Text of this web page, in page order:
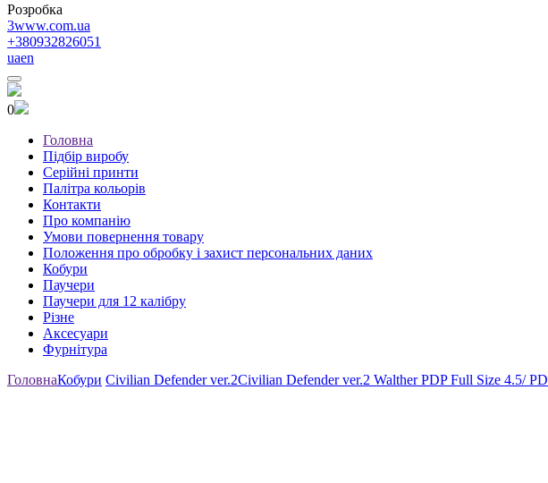
Розробка
3www.com.ua
+380932826051
uaen
0
Головна
Підбір виробу
Серійні принти
Палітра кольорів
Контакти
Про компанію
Умови повернення товару
Положення про обробку і захист персональних даних
Кобури
Паучери
Паучери для 12 калібру
Різне
Аксесуари
Фурнітура
ГоловнаКобури Civilian Defender ver.2Civilian Defender ver.2 Walther PDP Full Size 4.5/